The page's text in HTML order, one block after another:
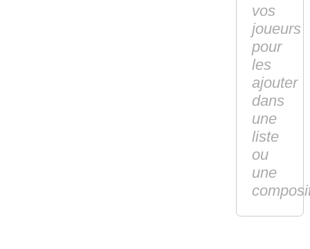
vos
joueurs
pour
les
ajouter
dans
une
liste
ou
une